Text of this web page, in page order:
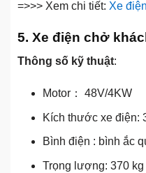
=>>> Xem chi tiết: Xe
5. Xe điện chở
Thông số kỹ thuật:
Motor： 48V/4KW
Kích thước xe điện:
Bình điện : bình ắc
Trọng lượng: 370 kg